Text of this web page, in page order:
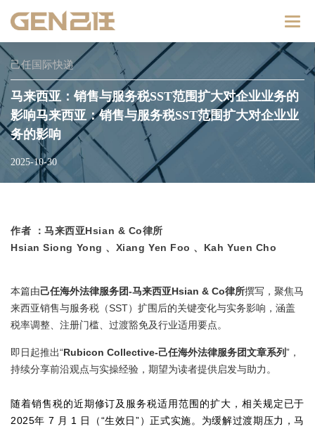
己任国际快递
马来西亚：销售与服务税SST范围扩大对企业业务的
影响马来西亚：销售与服务税SST范围扩大对企业业
务的影响
2025-10-30
作者 ：马来西亚Hsian & Co律所
Hsian Siong Yong 、Xiang Yen Foo 、Kah Yuen Cho
本篇由己任海外法律服务团-马来西亚Hsian & Co律所撰写，聚焦马
来西亚销售与服务税（SST）扩围后的关键变化与实务影响，涵盖
税率调整、注册门槛、过渡豁免及行业适用要点。
即日起推出“Rubicon Collective-己任海外法律服务团文章系列”，
持续分享前沿观点与实操经验，期望为读者提供启发与助力。
随着销售税的近期修订及服务税适用范围的扩大，相关规定已于
2025年 7 月 1 日（“生效日”）正式实施。为缓解过渡期压力，马